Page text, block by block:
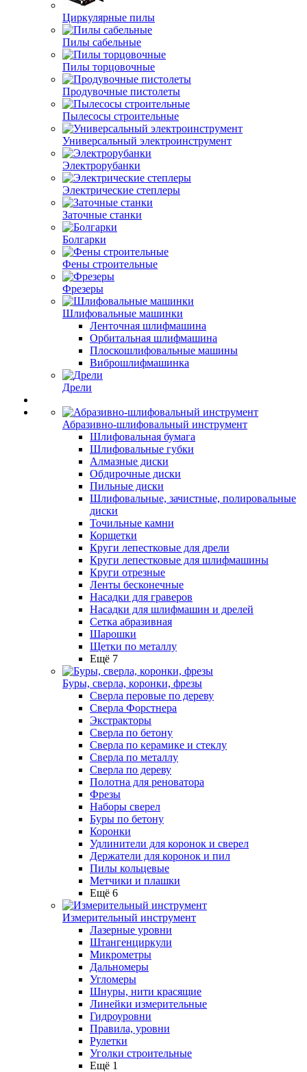
Циркулярные пилы
Пилы сабельные
Пилы торцовочные
Продувочные пистолеты
Пылесосы строительные
Универсальный электроинструмент
Электрорубанки
Электрические степлеры
Заточные станки
Болгарки
Фены строительные
Фрезеры
Шлифовальные машинки
Ленточная шлифмашина
Орбитальная шлифмашина
Плоскошлифовальные машины
Виброшлифмашинка
Дрели
Абразивно-шлифовальный инструмент
Шлифовальная бумага
Шлифовальные губки
Алмазные диски
Обдирочные диски
Пильные диски
Шлифовальные, зачистные, полировальные
диски
Точильные камни
Корщетки
Круги лепестковые для дрели
Круги лепестковые для шлифмашины
Круги отрезные
Ленты бесконечные
Насадки для граверов
Насадки для шлифмашин и дрелей
Сетка абразивная
Шарошки
Щетки по металлу
Ещё 7
Буры, сверла, коронки, фрезы
Сверла перовые по дереву
Сверла Форстнера
Экстракторы
Сверла по бетону
Сверла по керамике и стеклу
Сверла по металлу
Сверла по дереву
Полотна для реноватора
Фрезы
Наборы сверел
Буры по бетону
Коронки
Удлинители для коронок и сверел
Держатели для коронок и пил
Пилы кольцевые
Метчики и плашки
Ещё 6
Измерительный инструмент
Лазерные уровни
Штангенциркули
Микрометры
Дальномеры
Угломеры
Шнуры, нити красящие
Линейки измерительные
Гидроуровни
Правила, уровни
Рулетки
Уголки строительные
Ещё 1